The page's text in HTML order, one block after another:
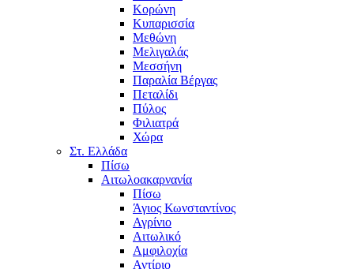
Κορώνη
Κυπαρισσία
Μεθώνη
Μελιγαλάς
Μεσσήνη
Παραλία Βέργας
Πεταλίδι
Πύλος
Φιλιατρά
Χώρα
Στ. Ελλάδα
Πίσω
Αιτωλοακαρνανία
Πίσω
Άγιος Κωνσταντίνος
Αγρίνιο
Αιτωλικό
Αμφιλοχία
Αντίριο